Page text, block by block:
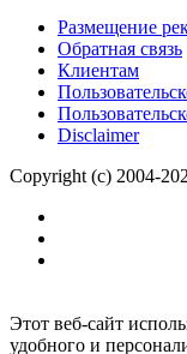
Размещение
Обратная связь
Copyright (c) 2004-